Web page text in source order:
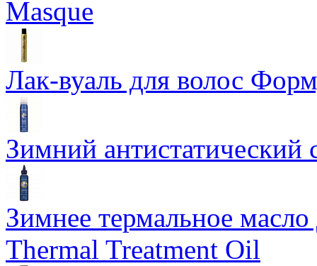
Masque
Лак-вуаль для волос
Зимний
Зимнее термальное
Thermal Treatment Oil